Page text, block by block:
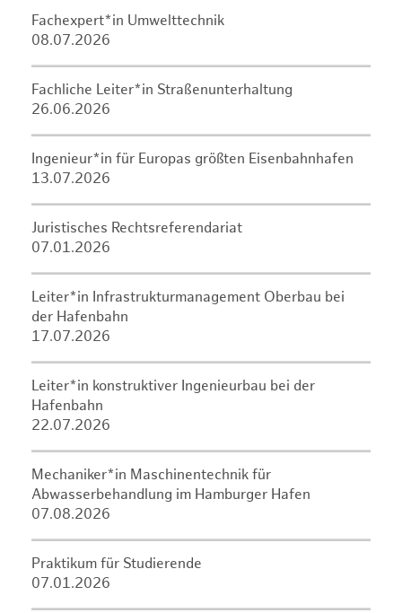
Fachexpert*in Umwelttechnik
08.07.2026
Fachliche Leiter*in Straßenunterhaltung
26.06.2026
Ingenieur*in für Europas größten Eisenbahnhafen
13.07.2026
Juristisches Rechtsreferendariat
07.01.2026
Leiter*in Infrastrukturmanagement Oberbau bei
der Hafenbahn
17.07.2026
Leiter*in konstruktiver Ingenieurbau bei der
Hafenbahn
22.07.2026
Mechaniker*in Maschinentechnik für
Abwasserbehandlung im Hamburger Hafen
07.08.2026
Praktikum für Studierende
07.01.2026